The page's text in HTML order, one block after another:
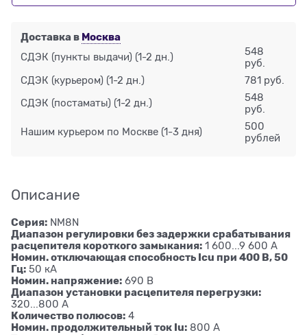
Доставка в Москва
СДЭК (пункты выдачи) (1-2 дн.)
548
руб.
СДЭК (курьером) (1-2 дн.) 781 руб.
СДЭК (постаматы) (1-2 дн.)
548
руб.
Нашим курьером по Москве (1-3 дня)
500
рублей
Описание
Серия: NM8N
Диапазон регулировки без задержки срабатывания
расцепителя короткого замыкания: 1 600...9 600 А
Номин. отключающая способность Icu при 400 В, 50
Гц: 50 кА
Номин. напряжение: 690 В
Диапазон установки расцепителя перегрузки:
320...800 А
Количество полюсов: 4
Номин. продолжительный ток Iu: 800 А